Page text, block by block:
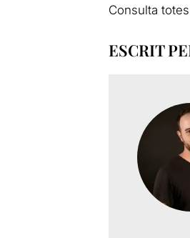
Consulta
ESCRIT